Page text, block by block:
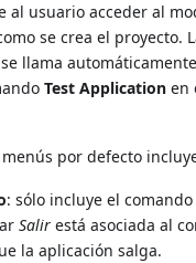
al usuario acceder al
se crea el proyecto.
llama
Test Application en
por defecto
: sólo incluye el
Salir está asociada al
la aplicación salga.